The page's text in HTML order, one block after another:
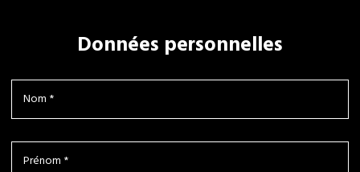
Données personnelles